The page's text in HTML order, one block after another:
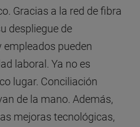
Gracias a la red de fibra
despliegue de
empleados pueden
laboral. Ya no es
lugar. Conciliación
de la mano. Además,
mejoras tecnológicas,